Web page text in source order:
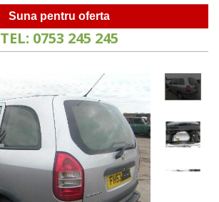
Suna pentru oferta
TEL: 0753 245 245